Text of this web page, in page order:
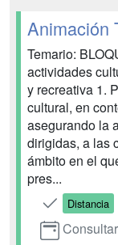
Animación
Temario:
actividades
y recreativa 1.
cultural, en
asegurando la
dirigidas, a las
ámbito en el
pres...
Distancia
Consultar